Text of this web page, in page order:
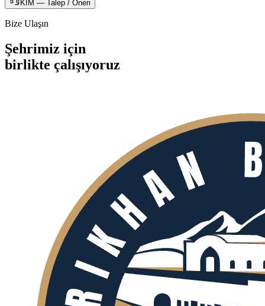
KİM — Talep / Öneri
Bize Ulaşın
Şehrimiz için
birlikte çalışıyoruz